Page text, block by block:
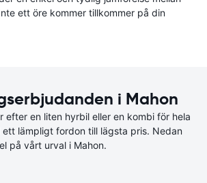
ett öre kommer tillkommer på din
i Mahon
efter en liten hyrbil eller en kombi för hela
lämpligt fordon till lägsta pris. Nedan
på vårt urval i Mahon.